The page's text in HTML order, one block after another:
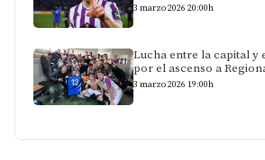
3 marzo 2026 20:00h
Lucha entre la capital y
por el ascenso a
3 marzo 2026 19:00h